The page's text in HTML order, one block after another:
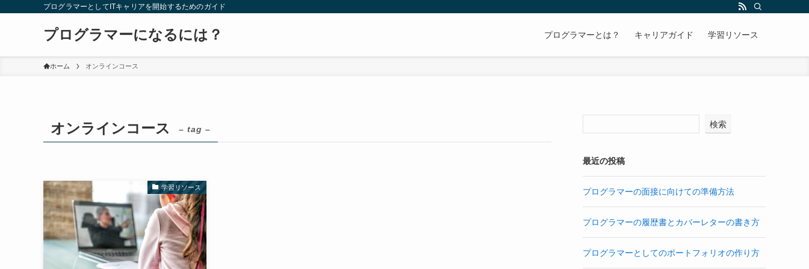
プログラマーとしてITキャリアを開始するためのガイド
プログラマーになるには？ プログラマーとは？ キャリアガイド 学習リソース
ホーム オンラインコース
オンラインコース – tag –
学習リソース
検索
最近の投稿
プログラマーの面接に向けての準備方法
プログラマーの履歴書とカバーレターの書き方
プログラマーとしてのポートフォリオの作り方